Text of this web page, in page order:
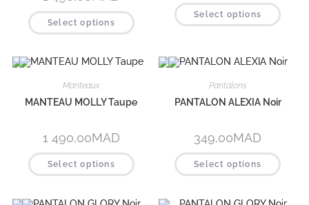
Select options
Select options
Manteaux
MANTEAU MOLLY Taupe
1 490,00MAD
Select options
Pantalons
PANTALON ALEXIA Noir
349,00MAD
Select options